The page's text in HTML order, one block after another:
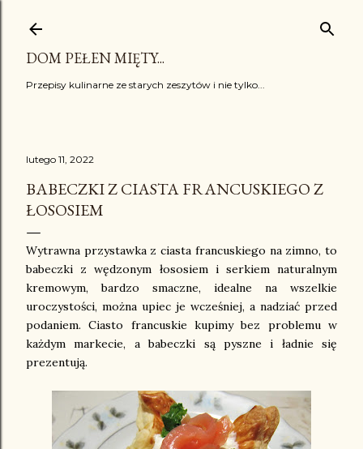
DOM PEŁEN MIĘTY...
Przepisy kulinarne ze starych zeszytów i nie tylko...
lutego 11, 2022
BABECZKI Z CIASTA FRANCUSKIEGO Z
ŁOSOSIEM
Wytrawna przystawka z ciasta francuskiego na zimno, to
babeczki z wędzonym łososiem i serkiem naturalnym
kremowym, bardzo smaczne, idealne na wszelkie
uroczystości, można upiec je wcześniej, a nadziać przed
podaniem. Ciasto francuskie kupimy bez problemu w
każdym markecie, a babeczki są pyszne i ładnie się
prezentują.